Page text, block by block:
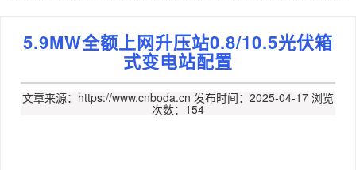
5.9MW全额上网升压站0.8/10.5光伏箱
式变电站配置
文章来源：https://www.cnboda.cn 发布时间：2025-04-17 浏览
次数：154